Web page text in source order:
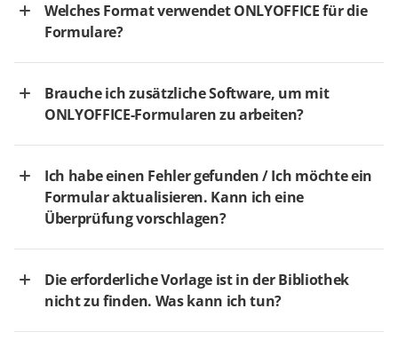
Welches Format verwendet ONLYOFFICE für die
Formulare?
Brauche ich zusätzliche Software, um mit
ONLYOFFICE-Formularen zu arbeiten?
Ich habe einen Fehler gefunden / Ich möchte ein
Formular aktualisieren. Kann ich eine
Überprüfung vorschlagen?
Die erforderliche Vorlage ist in der Bibliothek
nicht zu finden. Was kann ich tun?